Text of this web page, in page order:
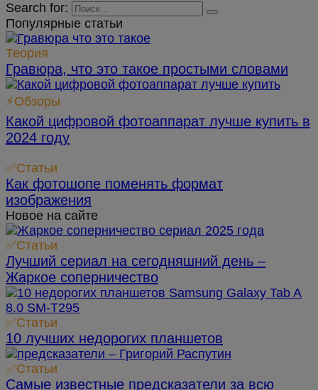
Search for:
Популярные статьи
Теория
Гравюра, что это такое простыми словами
⚡Обзоры
Какой цифровой фотоаппарат лучше купить в
2024 году
✅Статьи
Как фотошопе поменять формат
изображения
Новое на сайте
✅Статьи
Лучший сериал на сегодняшний день –
Жаркое соперничество
✅Статьи
10 лучших недорогих планшетов
✅Статьи
Самые известные предсказатели за всю